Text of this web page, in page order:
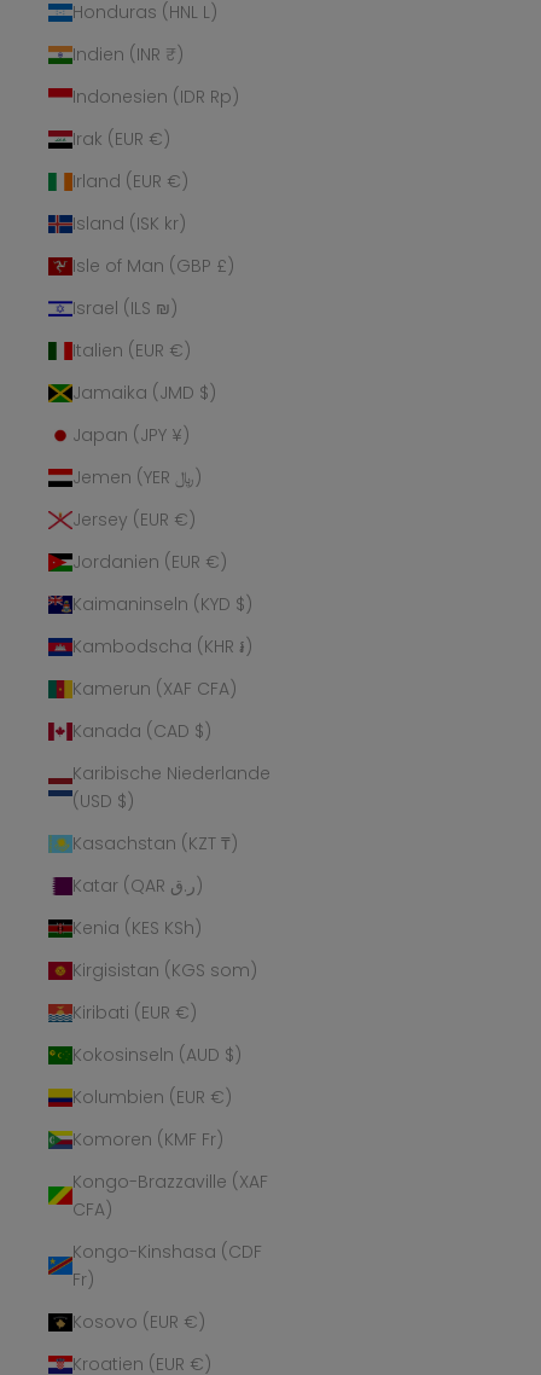
Honduras (HNL L)
Indien (INR ₹)
Indonesien (IDR Rp)
Irak (EUR €)
Irland (EUR €)
Island (ISK kr)
Isle of Man (GBP £)
Israel (ILS ₪)
Italien (EUR €)
Jamaika (JMD $)
Japan (JPY ¥)
Jemen (YER ﷼)
Jersey (EUR €)
Jordanien (EUR €)
Kaimaninseln (KYD $)
Kambodscha (KHR ៛)
Kamerun (XAF CFA)
Kanada (CAD $)
Karibische Niederlande
(USD $)
Kasachstan (KZT ₸)
Katar (QAR ر.ق)
Kenia (KES KSh)
Kirgisistan (KGS som)
Kiribati (EUR €)
Kokosinseln (AUD $)
Kolumbien (EUR €)
Komoren (KMF Fr)
Kongo-Brazzaville (XAF
CFA)
Kongo-Kinshasa (CDF
Fr)
Kosovo (EUR €)
Kroatien (EUR €)